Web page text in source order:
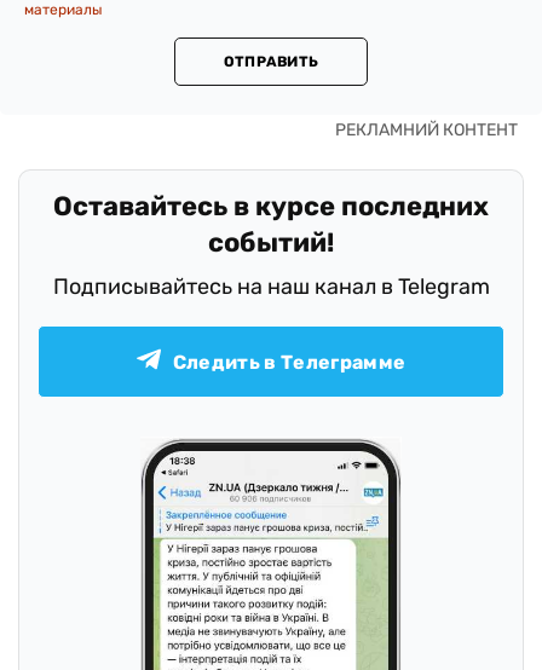
материалы
ОТПРАВИТЬ
Оставайтесь в курсе последних
событий!
Подписывайтесь на наш канал в Telegram
Следить в Телеграмме